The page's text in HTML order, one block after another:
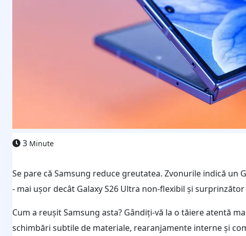
3 Minute
Se pare că Samsung reduce greutatea. Zvonurile indică un
- mai ușor decât Galaxy S26 Ultra non-flexibil și
Cum a reușit Samsung asta? Gândiți-vă la o tăiere atentă
schimbări subtile de materiale, rearanjamente interne și